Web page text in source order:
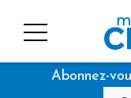
Abonnez-